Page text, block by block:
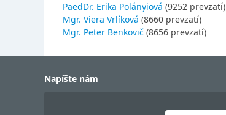
PaedDr. Erika Polányiová (9252 prevzatí)
Mgr. Viera Vrlíková (8660 prevzatí)
Mgr. Peter Benkovič (8656 prevzatí)
Napíšte nám